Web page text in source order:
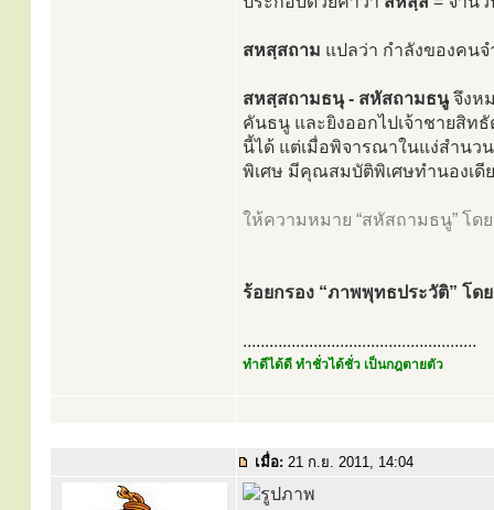
สหสฺสถาม แปลว่า กำลังของคน
สหสฺสถามธนุ - สหัสถามธนูจึงห
คันธนู และยิงออกไปเจ้าชายสิท
นี้ได้ แต่เมื่อพิจารณาในแง่สำนว
พิเศษ มีคุณสมบัติพิเศษทำนองเดี
ให้ความหมาย “สหัสถามธนู” โด
ร้อยกรอง “ภาพพุทธประวัติ” โด
.....................................................
ทำดีได้ดี ทำชั่วได้ชั่ว เป็นกฎตายตัว
เมื่อ: 21 ก.ย. 2011, 14:04